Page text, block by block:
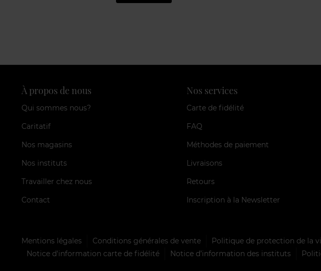
À propos de nous
Qui sommes nous?
Caritatif
Nos magasins
Nos instituts
Travailler chez nous
Contact
Nos services
Carte de fidélité
FAQ
Méthodes de paiement
Livraisons
Retours
Inscription à la Newsletter
Mentions légales Conditions générales de vente Politique de protection de la
Notice d'information carte de fidélité
Notice d’information des instituts